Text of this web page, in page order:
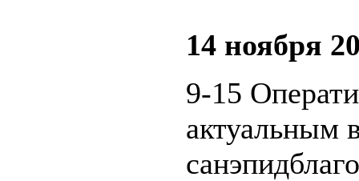
14 ноября
9-15
актуальным